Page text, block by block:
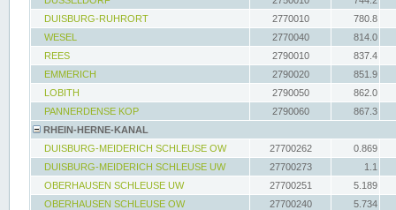
DUISBURG-RUHRORT
2770010
780.8
WESEL
2770040
814.0
REES
2790010
837.4
EMMERICH
2790020
851.9
LOBITH
2790050
862.0
PANNERDENSE KOP
2790060
867.3
RHEIN-HERNE-KANAL
DUISBURG-MEIDERICH SCHLEUSE OW
27700262
0.869
DUISBURG-MEIDERICH SCHLEUSE UW
27700273
1.1
OBERHAUSEN SCHLEUSE UW
27700251
5.189
OBERHAUSEN SCHLEUSE OW
27700240
5.734